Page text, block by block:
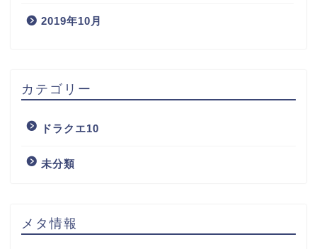
2019年10月
カテゴリー
ドラクエ10
未分類
メタ情報